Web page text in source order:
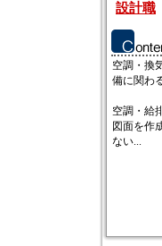
設計職
空調・換
備に関わ
空調・給
図面を作
ない...